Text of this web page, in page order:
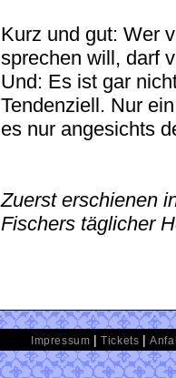
Kurz und gut: Wer
sprechen will, darf
Und: Es ist gar
Tendenziell. Nur
es nur angesichts
Zuerst erschienen
Fischers täglicher
Impressum |Tickets |